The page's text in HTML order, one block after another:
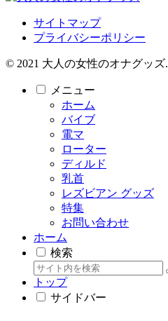
サイトマップ
プライバシーポリシー
© 2021 大人の女性のオナグッズ.
メニュー
ホーム
バイブ
電マ
ローター
ディルド
乳首
レズビアン グッズ
特集
お問い合わせ
ホーム
検索
トップ
サイドバー